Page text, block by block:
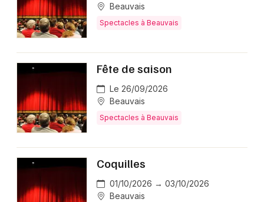
Beauvais
Spectacles à Beauvais
Fête de saison
Le 26/09/2026
Beauvais
Spectacles à Beauvais
Coquilles
01/10/2026 → 03/10/2026
Beauvais